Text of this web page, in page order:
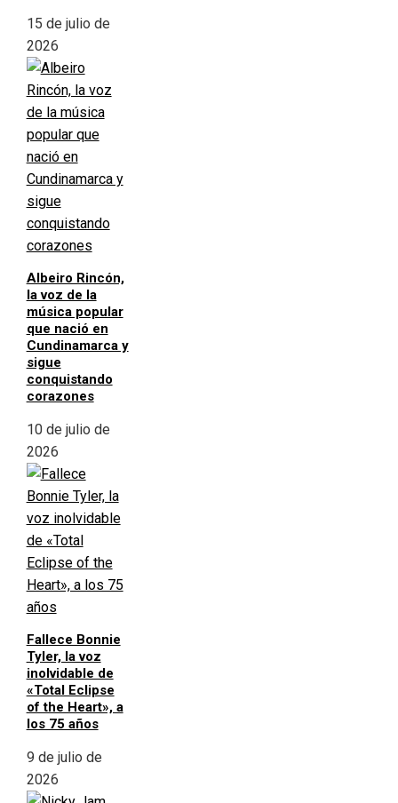
15 de julio de
2026
Albeiro Rincón,
la voz de la
música popular
que nació en
Cundinamarca y
sigue
conquistando
corazones
10 de julio de
2026
Fallece Bonnie
Tyler, la voz
inolvidable de
«Total Eclipse
of the Heart», a
los 75 años
9 de julio de
2026